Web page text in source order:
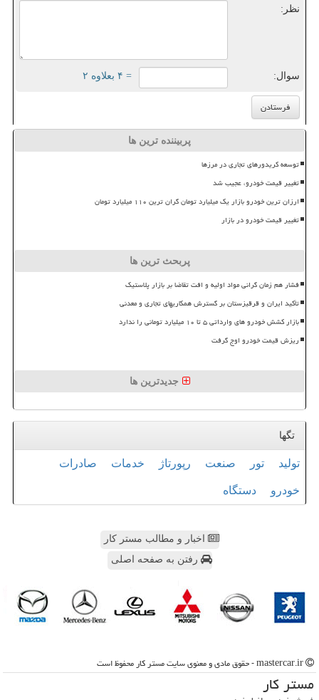
نظر:
سوال: = ۴ بعلاوه ۲
پربیننده ترین ها
توسعه کریدورهای تجاری در مرزها
تغییر قیمت خودرو، عجیب شد
ارزان ترین خودرو بازار یک میلیارد تومان گران ترین ۱۱۰ میلیارد تومان
تغییر قیمت خودرو در بازار
پربحث ترین ها
فشار هم زمان گرانی مواد اولیه و افت تقاضا بر بازار پلاستیک
تأکید ایران و قرقیزستان بر گسترش همکاریهای تجاری و معدنی
بازار کشش خودرو های وارداتی ۵ تا ۱۰ میلیارد تومانی را ندارد
ریزش قیمت خودرو اوج گرفت
جدیدترین ها
تگها
تولید تور صنعت رپورتاژ خدمات صادرات
خودرو دستگاه
اخبار و مطالب مستر کار
رفتن به صفحه اصلی
مستر كار